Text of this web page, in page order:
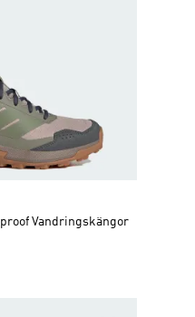
Vandringskängor